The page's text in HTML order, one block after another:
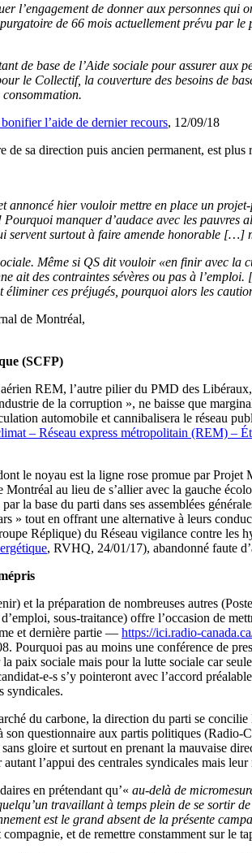
l’engagement de donner aux personnes qui
de 66 mois actuellement prévu par
de base de l’Aide sociale pour assurer aux
le Collectif, la couverture des besoins de
l’aide de dernier recours, 12/09/18
sa direction puis ancien permanent, est plus
annoncé hier vouloir mettre en place un
manquer d’audace avec les pauvres
servent surtout à faire amende honorable
Même si QS dit vouloir «en finir avec la
ait des contraintes sévères ou pas à
éliminer ces préjugés, pourquoi alors les
de Montréal,
(SCFP)
REM, l’autre pilier du PMD des
de la corruption », ne baisse que
automobile et cannibalisera le réseau
– Réseau express métropolitain (REM) –
le noyau est la ligne rose promue par
au lieu de s’allier avec la gauche
base du parti dans ses assemblées
» tout en offrant une alternative à leurs
Réplique) du Réseau vigilance contre les
, RVHQ, 24/01/17), abandonné faute
et la préparation de nombreuses autres
sous-traitance) offre l’occasion de
et dernière partie — https://ici.radio-
Pourquoi pas au moins une conférence de
paix sociale mais pour la lutte sociale car
e-s s’y pointeront avec l’accord
syndicales.
du carbone, la direction du parti se
questionnaire aux partis politiques (Radio-
gloire et surtout en prenant la mauvaise
l’appui des centrales syndicales mais leur
en prétendant qu’« au-delà de
travaillant à temps plein de se sortir
est le grand absent de la présente
et de remettre constamment sur le